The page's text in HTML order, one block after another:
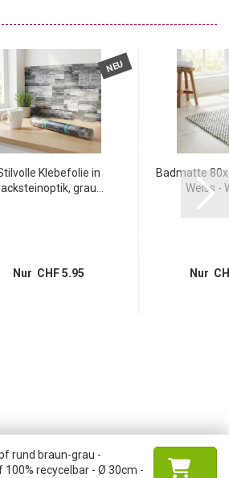
NEU
Klebefolie in
grau...
Nur CHF 5.95
Badmatte
Weiss -
Nur
rund braun-grau -
100% recycelbar - Ø 30cm -